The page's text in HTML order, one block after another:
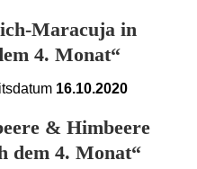
Maracuja in
4. Monat“
16.10.2020
& Himbeere
dem 4. Monat“